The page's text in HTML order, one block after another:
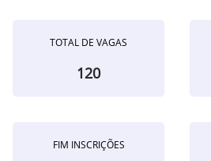
TOTAL DE VAGAS
120
FIM INSCRIÇÕES